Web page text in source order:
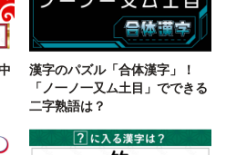
漢字のパズル「合体漢字」！
「ノ一ノ一又ム土目」でできる
二字熟語は？